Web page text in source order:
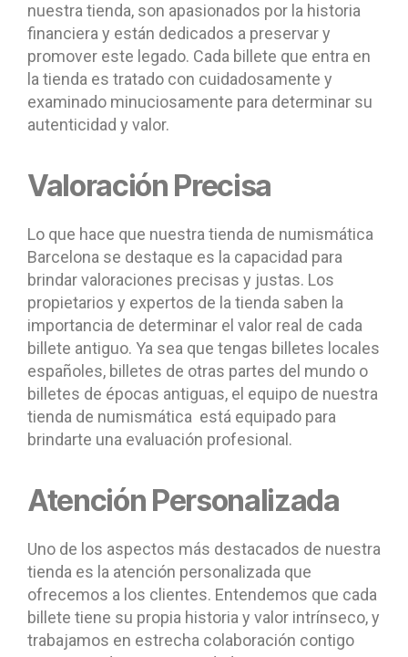
nuestra tienda, son apasionados por la historia
financiera y están dedicados a preservar y
promover este legado. Cada billete que entra en
la tienda es tratado con cuidadosamente y
examinado minuciosamente para determinar su
autenticidad y valor.
Valoración Precisa
Lo que hace que nuestra tienda de numismática
Barcelona se destaque es la capacidad para
brindar valoraciones precisas y justas. Los
propietarios y expertos de la tienda saben la
importancia de determinar el valor real de cada
billete antiguo. Ya sea que tengas billetes locales
españoles, billetes de otras partes del mundo o
billetes de épocas antiguas, el equipo de nuestra
tienda de numismática está equipado para
brindarte una evaluación profesional.
Atención Personalizada
Uno de los aspectos más destacados de nuestra
tienda es la atención personalizada que
ofrecemos a los clientes. Entendemos que cada
billete tiene su propia historia y valor intrínseco, y
trabajamos en estrecha colaboración contigo